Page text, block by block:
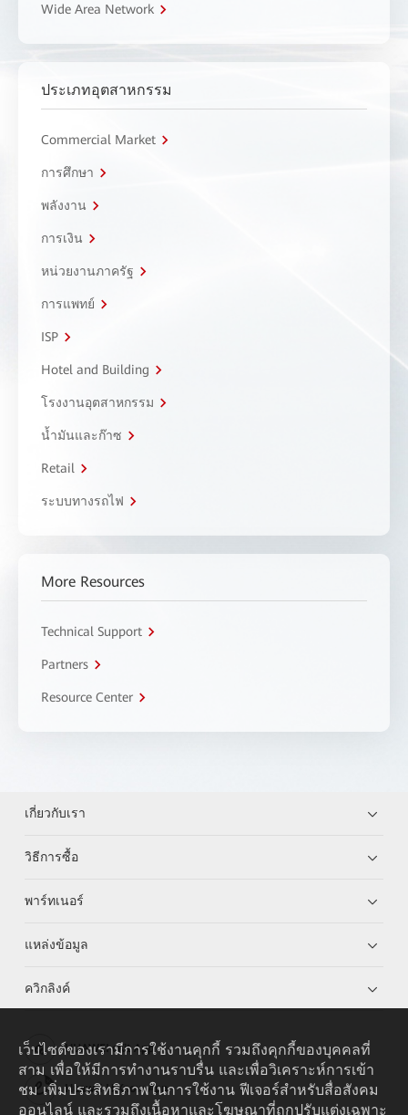
Wide Area Network
ประเภทอุตสาหกรรม
Commercial Market
การศึกษา
พลังงาน
การเงิน
หน่วยงานภาครัฐ
การแพทย์
ISP
Hotel and Building
โรงงานอุตสาหกรรม
น้ำมันและก๊าซ
Retail
ระบบทางรถไฟ
More Resources
Technical Support
Partners
Resource Center
เกี่ยวกับเรา
วิธีการซื้อ
พาร์ทเนอร์
แหล่งข้อมูล
ควิกลิงค์
HUAWEI eKit App
Huawei HiKnow App
เว็บไซต์ของเรามีการใช้งานคุกกี้ รวมถึงคุกกี้ของบุคคลที่
สาม เพื่อให้มีการทำงานราบรื่น และเพื่อวิเคราะห์การเข้า
ชม เพิ่มประสิทธิภาพในการใช้งาน ฟีเจอร์สำหรับสื่อสังคม
ออนไลน์ และรวมถึงเนื้อหาและโฆษณาที่ถูกปรับแต่งเฉพาะ